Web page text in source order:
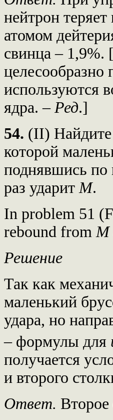
нейтрон
атомом
свинца – 1,9%.
целесообразно
используются
ядра. – Ред.]
54. (II)
которой
поднявшись по
раз ударитМ.
In problem 51
rebound fromM
Решение
Так как
маленький
удара, но
– формулы для
получается
и второго
Ответ. Второе